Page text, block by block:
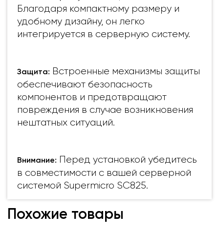
Благодаря компактному размеру и
удобному дизайну, он легко
интегрируется в серверную систему.
Защита: Встроенные механизмы защиты
обеспечивают безопасность
компонентов и предотвращают
повреждения в случае возникновения
нештатных ситуаций.
Внимание: Перед установкой убедитесь
в совместимости с вашей серверной
системой Supermicro SC825.
Похожие товары